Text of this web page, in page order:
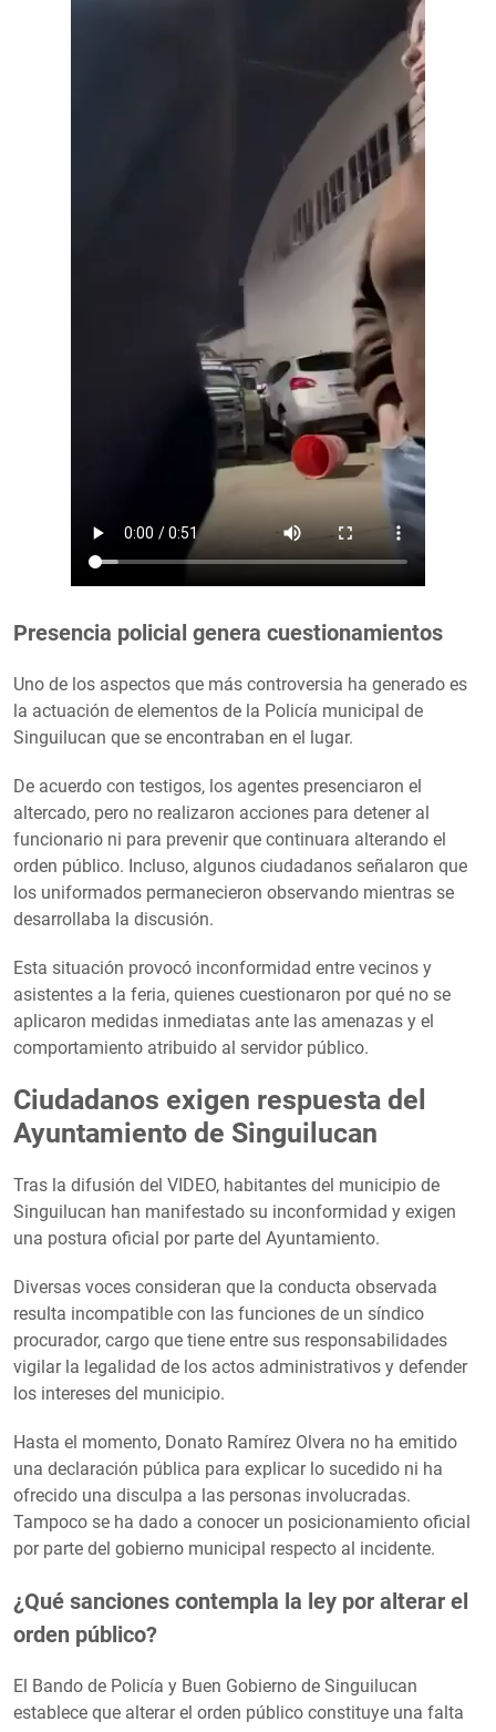
Presencia policial genera cuestionamientos
Uno de los aspectos que más controversia ha generado es
la actuación de elementos de la Policía municipal de
Singuilucan que se encontraban en el lugar.
De acuerdo con testigos, los agentes presenciaron el
altercado, pero no realizaron acciones para detener al
funcionario ni para prevenir que continuara alterando el
orden público. Incluso, algunos ciudadanos señalaron que
los uniformados permanecieron observando mientras se
desarrollaba la discusión.
Esta situación provocó inconformidad entre vecinos y
asistentes a la feria, quienes cuestionaron por qué no se
aplicaron medidas inmediatas ante las amenazas y el
comportamiento atribuido al servidor público.
Ciudadanos exigen respuesta del
Ayuntamiento de Singuilucan
Tras la difusión del VIDEO, habitantes del municipio de
Singuilucan han manifestado su inconformidad y exigen
una postura oficial por parte del Ayuntamiento.
Diversas voces consideran que la conducta observada
resulta incompatible con las funciones de un síndico
procurador, cargo que tiene entre sus responsabilidades
vigilar la legalidad de los actos administrativos y defender
los intereses del municipio.
Hasta el momento, Donato Ramírez Olvera no ha emitido
una declaración pública para explicar lo sucedido ni ha
ofrecido una disculpa a las personas involucradas.
Tampoco se ha dado a conocer un posicionamiento oficial
por parte del gobierno municipal respecto al incidente.
¿Qué sanciones contempla la ley por alterar el
orden público?
El Bando de Policía y Buen Gobierno de Singuilucan
establece que alterar el orden público constituye una falta